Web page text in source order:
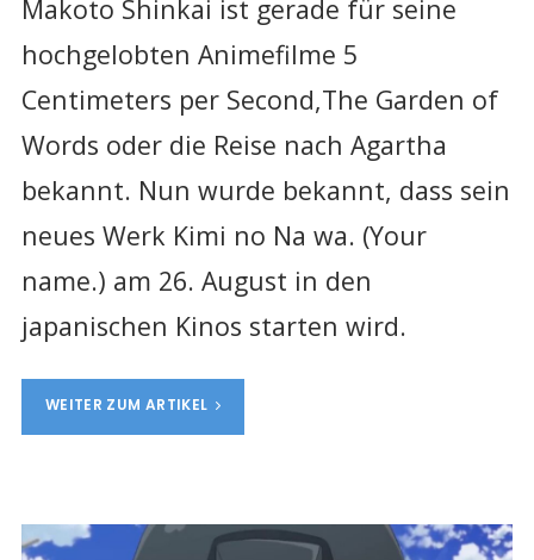
Makoto Shinkai ist gerade für seine
hochgelobten Animefilme 5
Centimeters per Second,The Garden of
Words oder die Reise nach Agartha
bekannt. Nun wurde bekannt, dass sein
neues Werk Kimi no Na wa. (Your
name.) am 26. August in den
japanischen Kinos starten wird.
WEITER ZUM ARTIKEL